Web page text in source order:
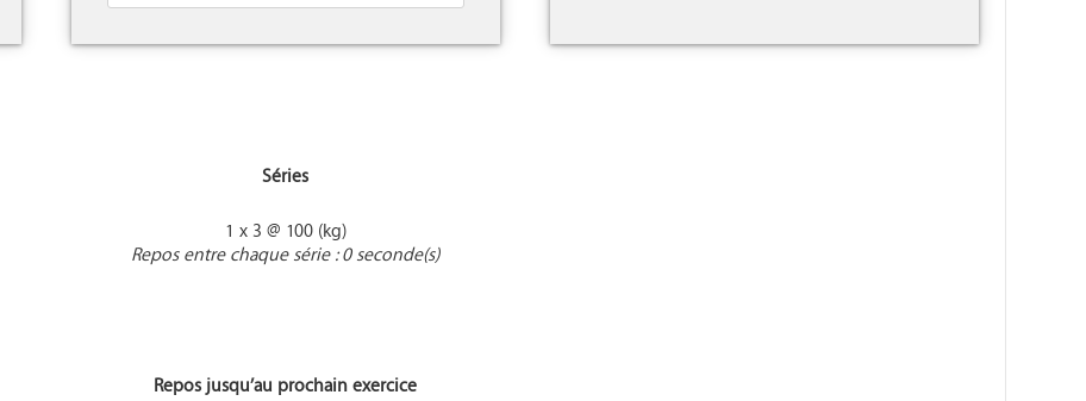
Séries
1 x 3 @ 100 (kg)
Repos entre chaque série : 0 seconde(s)
Repos jusqu’au prochain exercice